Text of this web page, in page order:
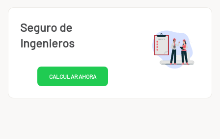
Seguro de
Ingenieros
CALCULAR AHORA